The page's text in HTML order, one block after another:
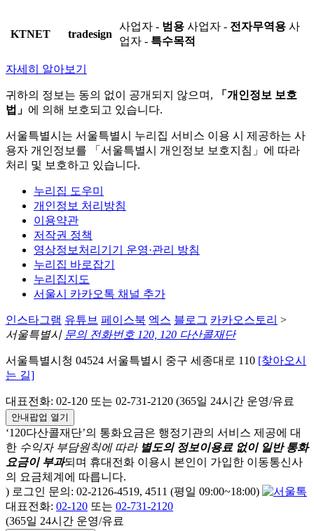
KTNET tradesign
사업자 - 범용 사업자 - 전자무역용 사
업자 - 특수목적
자세히 알아보기
귀하의 정보는 동의 없이 공개되지 않으며,
「개인정보 보호
법」 에 의해 보호되고 있습니다.
서울특별시는 서울특별시 누리집 서비스 이용 시 제공하는 사
용자 개인정보를 「서울특별시 개인정보 보호지침」에 따라
처리 및 보호하고 있습니다.
누리집 도우미
개인정보 처리방침
이용약관
저작권 정책
영상정보처리기기 운영·관리 방침
누리집 바로잡기
누리집지도
서울시 카카오톡 채널 추가
인스타그램 유튜브 페이스북 엑스 블로그 카카오스토리 >
서울특별시 문의 전화번호 120, 120 다산콜재단
서울특별시청 04524 서울특별시 중구 세종대로 110 [찾아오시
는 길]
대표전화: 02-120 또는 02-731-2120 (365일 24시간 운영/유료
안내팝업 열기
‘120다산콜재단’의 통화요금은 행정기관의 서비스 제공에 대
한 수익자 부담원칙에 따라 별도의 정보이용료 없이 일반 통화
요금이 부과되며 휴대전화 이용시 본인이 가입한 이동통신사
의 요금체계에 따릅니다.
) 로그인 문의: 02-2126-4519, 4511 (평일 09:00~18:00)
대표전화: 02-120 또는 02-731-2120
(365일 24시간 운영/유료